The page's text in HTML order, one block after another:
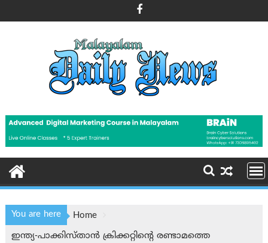
to
You are here
Home
ഇന്ത്യ-പാക്കിസ്താന്‍ ക്രിക്കറ്റിന്റെ രണ്ടാമത്തെ